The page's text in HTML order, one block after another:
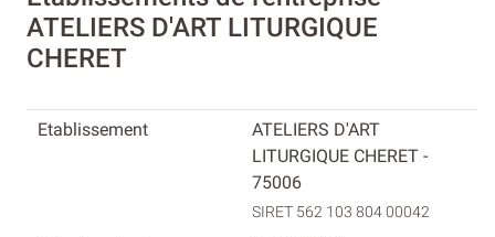
ATELIERS D'ART LITURGIQUE
CHERET
ATELIERS D'ART
LITURGIQUE CHERET -
75006
SIRET 562 103 804 00042